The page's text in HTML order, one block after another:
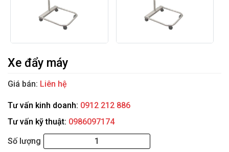
Xe đẩy máy
Giá bán: Liên hệ
Tư vấn kinh doanh: 0912 212 886
Tư vấn kỹ thuật: 0986097174
Số lượng